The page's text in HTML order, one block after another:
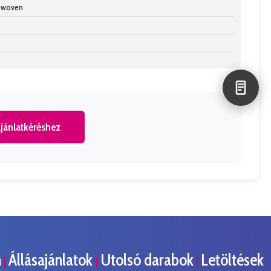
| Állásajánlatok | Utolsó darabok | Letöltések